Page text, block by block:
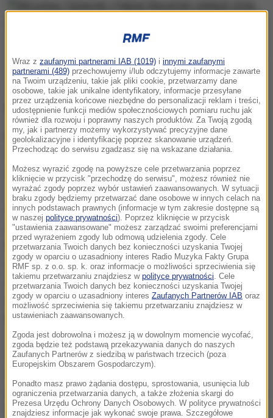
mistrzostw Europy w Lucernie
Trzecie miejsce zajęli Rumuni Ioan Prundeanu i
Marian-Florian Enache - 6.13,96.
Biało-czerwoni po 500 metrach zajmowali trzecie
miejsce. Na prowadzenie wyszli tuż przed połową
dwukilometrowego dystansu i już go nie oddali.
Ziętarski po medale wielkich imprez sięgał już w
2017 roku. Wówczas w parze z Mateuszem
Biskupem był drugi w mistrzostwach świata w
amerykańskiej Sarasocie i w mistrzostwach Europy
w czeskich Racicach. Barański to natomiast
ubiegłoroczny młodzieżowy wicemistrz Europy z
Brześcia (razem z Mateuszem Świętkiem).
Godzinę wcześniej startujący w jedynce wagi lekkiej
zdobył srebrny medal. Szybszy od Polaka okazał się
tylko Węgier Peter Galambos - 6.57,00. Trzecie
Wraz z zaufanymi partnerami IAB (1019) i innymi zaufanymi
partnerami (489) przechowujemy i/lub odczytujemy informacje zawarte
na Twoim urządzeniu, takie jak pliki cookie, przetwarzamy dane
osobowe, takie jak unikalne identyfikatory, informacje przesyłane
przez urządzenia końcowe niezbędne do personalizacji reklam i treści,
udostępnienie funkcji mediów społecznościowych pomiaru ruchu jak
również dla rozwoju i poprawny naszych produktów. Za Twoją zgodą
my, jak i partnerzy możemy wykorzystywać precyzyjne dane
geolokalizacyjne i identyfikację poprzez skanowanie urządzeń.
Przechodząc do serwisu zgadzasz się na wskazane działania.
Możesz wyrazić zgodę na powyższe cele przetwarzania poprzez
kliknięcie w przycisk "przechodzę do serwisu", możesz również nie
wyrażać zgody poprzez wybór ustawień zaawansowanych. W sytuacji
braku zgody będziemy przetwarzać dane osobowe w innych celach na
innych podstawach prawnych (informacje w tym zakresie dostępne są
w naszej polityce prywatności). Poprzez kliknięcie w przycisk
"ustawienia zaawansowane" możesz zarządzać swoimi preferencjami
przed wyrażeniem zgody lub odmową udzielenia zgody. Cele
przetwarzania Twoich danych bez konieczności uzyskania Twojej
zgody w oparciu o uzasadniony interes Radio Muzyka Fakty Grupa
RMF sp. z o.o. sp. k. oraz informacje o możliwości sprzeciwienia się
takiemu przetwarzaniu znajdziesz w polityce prywatności . Cele
przetwarzania Twoich danych bez konieczności uzyskania Twojej
zgody w oparciu o uzasadniony interes Zaufanych Partnerów IAB oraz
możliwość sprzeciwienia się takiemu przetwarzaniu znajdziesz w
ustawieniach zaawansowanych.
Zgoda jest dobrowolna i możesz ją w dowolnym momencie wycofać,
zgoda będzie też podstawą przekazywania danych do naszych
Zaufanych Partnerów z siedzibą w państwach trzecich (poza
Europejskim Obszarem Gospodarczym).
Ponadto masz prawo żądania dostępu, sprostowania, usunięcia lub
ograniczenia przetwarzania danych, a także złożenia skargi do
Prezesa Urzędu Ochrony Danych Osobowych. W polityce prywatności
znajdziesz informacje jak wykonać swoje prawa. Szczegółowe